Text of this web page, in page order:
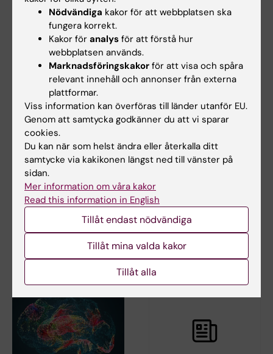
Med Dr Ann-Sofie Rudberg
som är forskare på Karolinska
12 feb 2026
Ny studie visar hur
hjärnans tidiga
utveckling påverkas
Nya forskningsresultat från
Karolinska Institutet visar hur
genen HNRNPU…
25 sep 2025
fästingsmitta avslöjat
- så tar sig TBE-virus
in i hjärnceller
Forskare vid Karolinska
Institutet har tillsammans med
Nödvändiga kakor för att webbplatsen ska
fungera korrekt.
Kakor för analys för att förstå hur
webbplatsen används.
Marknadsföringskakor för att visa och spåra
relevant innehåll och annonser från externa
plattformar.
Viss information kan överföras till länder utanför EU.
Genom att samtycka godkänner du att vi sparar
cookies.
Du kan när som helst ändra eller återkalla ditt
samtycke via kakikonen längst ned till vänster på
sidan.
Mer information om våra kakor
Read this information in English
Tillåt endast nödvändiga
Tillåt mina valda kakor
Tillåt alla